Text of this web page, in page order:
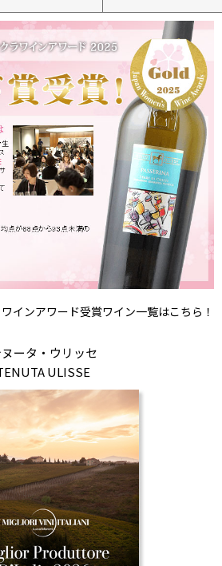
ンアワード受賞ワイン一覧はこちら！
ータ・ウリッセ
ULISSE